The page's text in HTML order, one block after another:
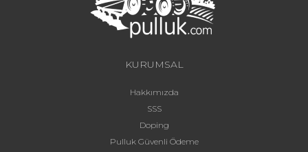
KURUMSAL
Hakkımızda
SSS
Doping
Pulluk Güvenli Ödeme